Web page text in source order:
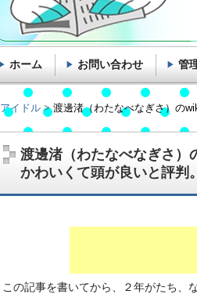
渡邊渚（わたなべなぎさ）
かわいくて頭が良いと評判。
この記事を書いてから、２年がたち、
アイドル 渡邊渚（わたなべなぎさ）の
ホーム お問い合わせ 管